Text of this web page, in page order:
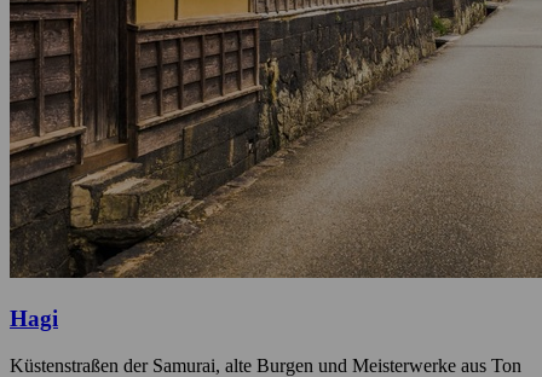
Hagi
Küstenstraßen der Samurai, alte Burgen und Meisterwerke aus Ton